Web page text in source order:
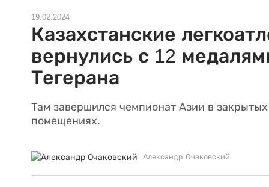
19.02.2024
Казахстанские
вернулись с 12
Тегерана
Там завершился чемпионат Азии в закрытых
помещениях.
Александр Очаковский